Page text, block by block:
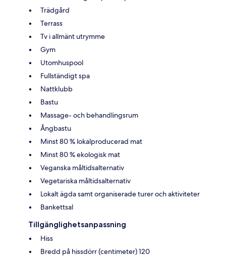
Trädgård
Terrass
Tv i allmänt utrymme
Gym
Utomhuspool
Fullständigt spa
Nattklubb
Bastu
Massage- och behandlingsrum
Ångbastu
Minst 80 % lokalproducerad mat
Minst 80 % ekologisk mat
Veganska måltidsalternativ
Vegetariska måltidsalternativ
Lokalt ägda samt organiserade turer och aktiviteter
Bankettsal
Tillgänglighetsanpassning
Hiss
Bredd på hissdörr (centimeter) 120